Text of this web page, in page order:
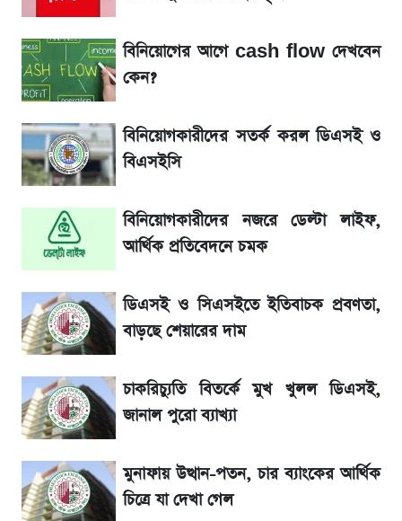
আগামী ৪ দিনের আবহাওয়া নিয়ে বড় সতর্কবার্তা
লিটনকে নিয়ে টিম ম্যানেজমেন্টের নতুন পরিকল্পনা
আগামীকালই স্পষ্ট হবে এসএসসি ফল প্রকাশের
তারিখ
ঘোষ
শেখ হাসিনার দেশে ফেরা নিয়ে যা বললেন রুমিন
ফারহানা
লাফিয়ে বাড়ল স্বর্ণের দাম, এক মাসের মধ্যে সর্বোচ্চ
রেকর্ড
৬ আগস্ট দেশের বাজারে স্বর্ণের দাম
শেখ হাসিনার বক্তব্য ঘিরে ভারতকে কড়া বার্তা
বাংলাদেশের
বিনিয়োগের আগে cash flow দেখবেন
কেন?
বিনিয়োগকারীদের সতর্ক করল ডিএসই ও
বিএসইসি
বিনিয়োগকারীদের নজরে ডেল্টা লাইফ,
আর্থিক প্রতিবেদনে চমক
ডিএসই ও সিএসইতে ইতিবাচক প্রবণতা,
বাড়ছে শেয়ারের দাম
চাকরিচ্যুতি বিতর্কে মুখ খুলল ডিএসই,
জানাল পুরো ব্যাখ্যা
মুনাফায় উত্থান-পতন, চার ব্যাংকের আর্থিক
চিত্রে যা দেখা গেল